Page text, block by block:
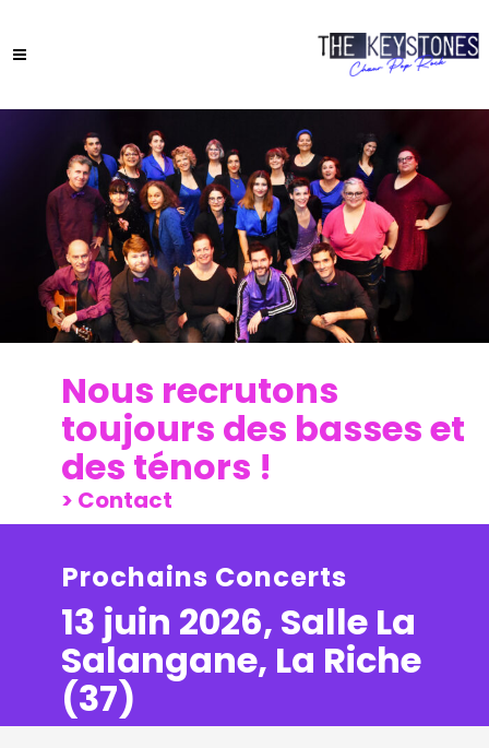
Nous recrutons
toujours des basses et
des ténors !
> Contact
Prochains Concerts
13 juin 2026, Salle La
Salangane, La Riche
(37)